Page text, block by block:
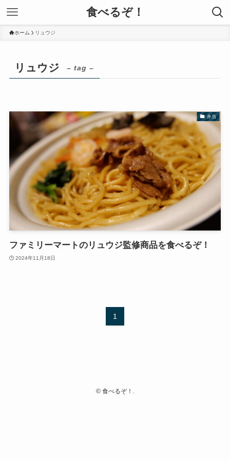
食べるぞ！
ホーム リュウジ
リュウジ – tag –
弁当
ファミリーマートのリュウジ監修商品を食べるぞ！
2024年11月18日
1
©食べるぞ！.